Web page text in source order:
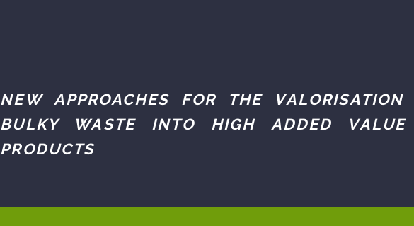
NEW APPROACHES FOR THE
BULKY WASTE INTO HIGH ADDED VALUE
PRODUCTS